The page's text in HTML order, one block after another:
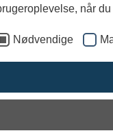
når
Nødvendige
i